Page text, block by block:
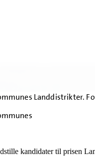
Landdistrikter.
kandidater til prisen